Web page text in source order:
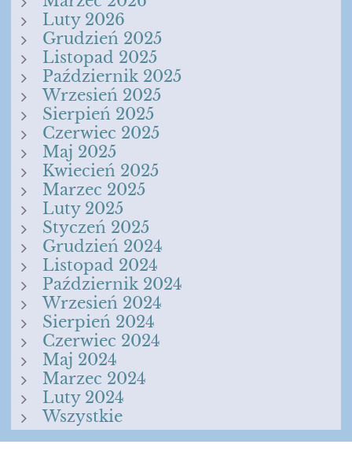
Luty 2026
Grudzień 2025
Listopad 2025
Październik 2025
Wrzesień 2025
Sierpień 2025
Czerwiec 2025
Maj 2025
Kwiecień 2025
Marzec 2025
Luty 2025
Styczeń 2025
Grudzień 2024
Listopad 2024
Październik 2024
Wrzesień 2024
Sierpień 2024
Czerwiec 2024
Maj 2024
Marzec 2024
Luty 2024
Wszystkie